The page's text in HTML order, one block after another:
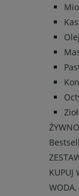
KUPUJ
WODA,